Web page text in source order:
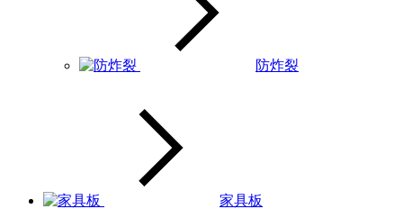
防炸裂
家具板